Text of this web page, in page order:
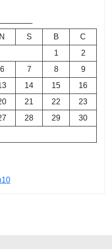
N S B
C
1
2
6 7 8
9
14 15
16
21 22
23
28 29
30